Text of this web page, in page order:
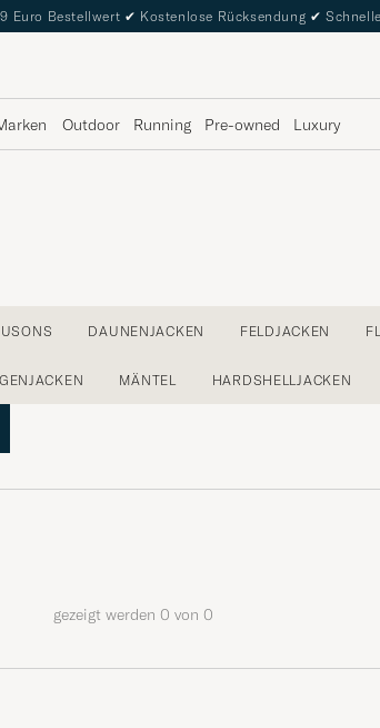
Euro Bestellwert ✔ Kostenlose Rücksendung ✔
Outdoor Running Pre-owned Luxury
DAUNENJACKEN FELDJACKEN
MÄNTEL HARDSHELLJACKEN
gezeigt werden 0 von 0